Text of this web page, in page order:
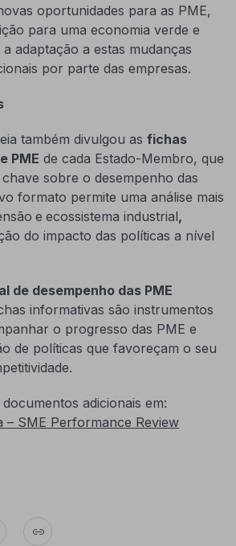
oportunidades para as PME,
para uma economia verde e
adaptação a estas mudanças
por parte das empresas.
também divulgou as fichas
PME de cada Estado-Membro, que
sobre o desempenho das
formato permite uma análise mais
e ecossistema industrial,
do impacto das políticas a nível
de desempenho das PME
informativas são instrumentos
o progresso das PME e
de políticas que favoreçam o seu
adicionais em:
– SME Performance Review